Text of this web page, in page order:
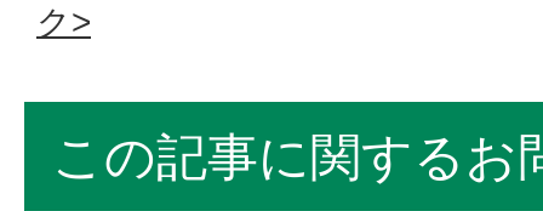
ク>
この記事に関するお